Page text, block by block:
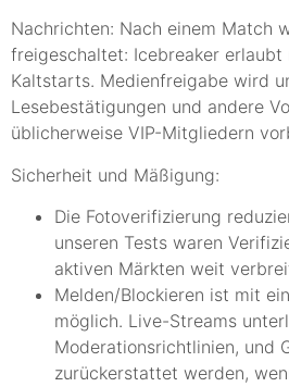
Nachrichten: Nach einem Match
freigeschaltet: Icebreaker erlaubt
Kaltstarts. Medienfreigabe wird
Lesebestätigungen und andere
üblicherweise VIP-Mitgliedern
Sicherheit und Mäßigung:
Die Fotoverifizierung
unseren Tests waren
aktiven Märkten weit
Melden/Blockieren ist mit
möglich. Live-Streams
Moderationsrichtlinien, und
zurückerstattet werden,